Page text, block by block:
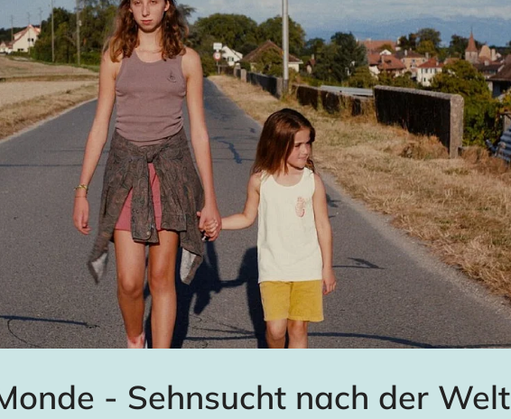
- Sehnsucht nach der Welt